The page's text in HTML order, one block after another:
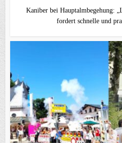
Kaniber bei Hauptalmbegehung:
fordert schnelle und